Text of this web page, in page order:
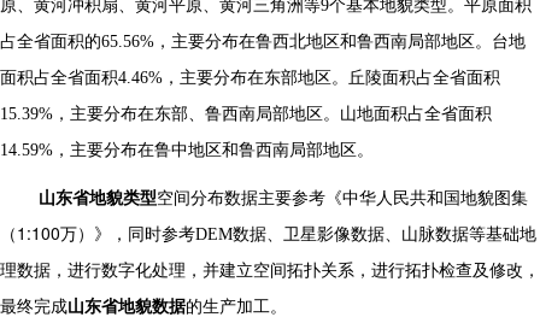
原、黄河冲积扇、黄河平原、黄河三角洲等9个基本地貌类型。平原面积
占全省面积的65.56% ，主要分布在鲁西北地区和鲁西南局部地区。台地
面积占全省面积4.46% ，主要分布在东部地区。丘陵面积占全省面积
15.39% ，主要分布在东部、鲁西南局部地区。山地面积占全省面积
14.59% ，主要分布在鲁中地区和鲁西南局部地区。
山东省地貌类型空间分布数据主要参考 《中华人民共和国地貌图集
（ 1:100万）》， 同时参考DEM数据、卫星影像数据、山脉数据等基础地
理数据，进行数字化处理，并建立空间拓扑关系，进行拓扑检查及修改，
最终完成山东省地貌数据的生产加工。